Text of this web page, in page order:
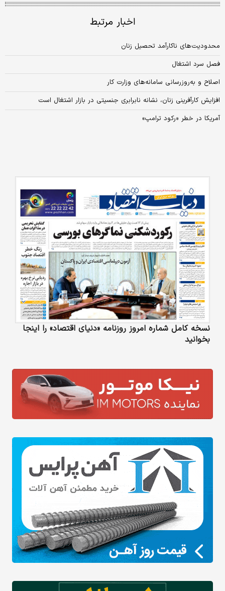
اخبار مرتبط
محدودیت‌های ناکارآمد تحصیل زنان
فصل سرد اشتغال
اصلاح و به‏‏‏‏‌روزرسانی سامانه‏‏‏‏‌های وزارت کار
افزایش کارآفرینی زنان، نشانه نابرابری جنسیتی در بازار اشتغال است
آمریکا در خطر «رکود ترامپ»
نسخه کامل شماره امروز روزنامه «دنیای‌ اقتصاد» را اینجا
بخوانید